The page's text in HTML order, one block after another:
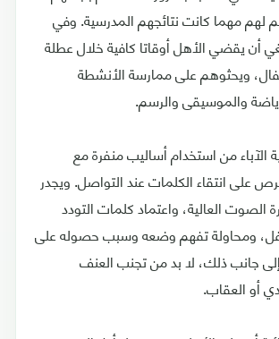
لهم مهما كانت نتائجهم المدرسية. وفي
أن يقضي الأهل أوقاتا كافية خلال عطلة
ويحثوهم على ممارسة الأنشطة
والموسيقى والرسم.
الآباء من استخدام أساليب منفرة مع
على انتقاء الكلمات عند التواصل. ويجدر
الصوت العالية، واعتماد كلمات التودد
ومحاولة تفهم وضعه وسبب حصوله على
جانب ذلك، لا بد من تجنب العنف
أو العقاب.